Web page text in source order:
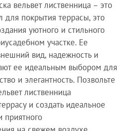
вельвет лиственница – это
для покрытия террасы, это
уютного и стильного
участке. Ее
вид, надежность и
ее идеальным выбором для
и элегантность. Позвольте
лиственница
и создать идеальное
приятного